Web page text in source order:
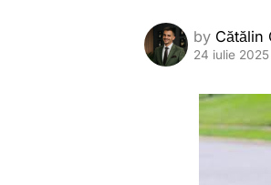
by Cătălin
24 iulie 2025